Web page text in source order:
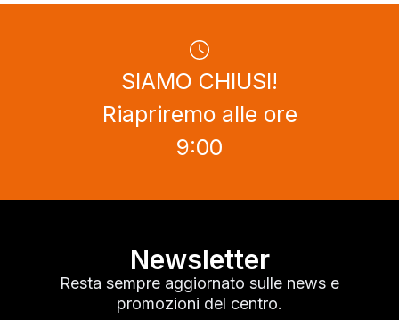
SIAMO CHIUSI!
Riapriremo alle ore
9:00
Newsletter
Resta sempre aggiornato sulle news e
promozioni del centro.